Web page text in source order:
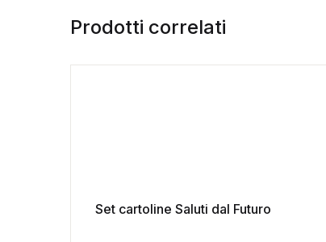
Prodotti correlati
Set cartoline Saluti dal Futuro